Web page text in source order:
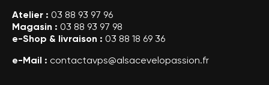
Atelier : 03 88 93 97 96
Magasin : 03 88 93 97 98
e-Shop & livraison : 03 88 18 69 36
e-Mail : contactavps@alsacevelopassion.fr